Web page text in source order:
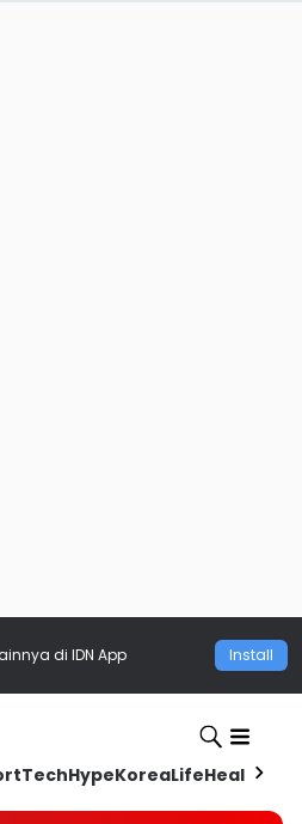
di IDN App Install
TechHypeKoreaLifeHealth